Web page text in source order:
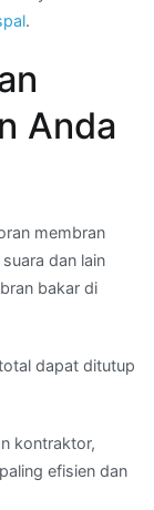
.
Anda
membran
dan lain
bakar di
dapat ditutup
kontraktor,
efisien dan